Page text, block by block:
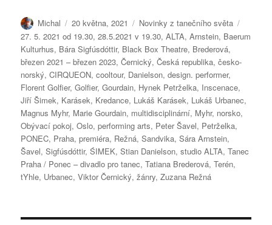
Autor:
Michal Publikováno:
20 května, 2021 Rubriky:
Novinky z tanečního světa
27. 5. 2021 od 19.30,28.5.2021 v 19.30,ALTA,Arnstein, Baerum
Kulturhus, Bára Sigfúsdóttir, Black Box Theatre, Brederová,
březen 2021 – březen 2023,Černický,Česká republika,česko-
norský,CIRQUEON,cooltour, Danielson,design. performer,
Florent Golfier,Golfier,Gourdain, Hynek Petrželka, Inscenace,
Jiří Šimek, Karásek, Kredance, Lukáš Karásek, Lukáš Urbanec,
Magnus Myhr, Marie Gourdain, multidisciplinární, Myhr, norsko,
Obývací pokoj,Oslo,performing arts, Peter Šavel, Petrželka,
PONEC, Praha,premiéra, Režná,Sandvika,Sára Arnstein,
Šavel,Sigfúsdóttir,ŚIMEK,Stian Danielson,studio ALTA,Tanec
Praha / Ponec – divadlo pro tanec,Tatiana Brederová,Terén,
tYhle, Urbanec,Viktor Černický,žánry,Zuzana Režná